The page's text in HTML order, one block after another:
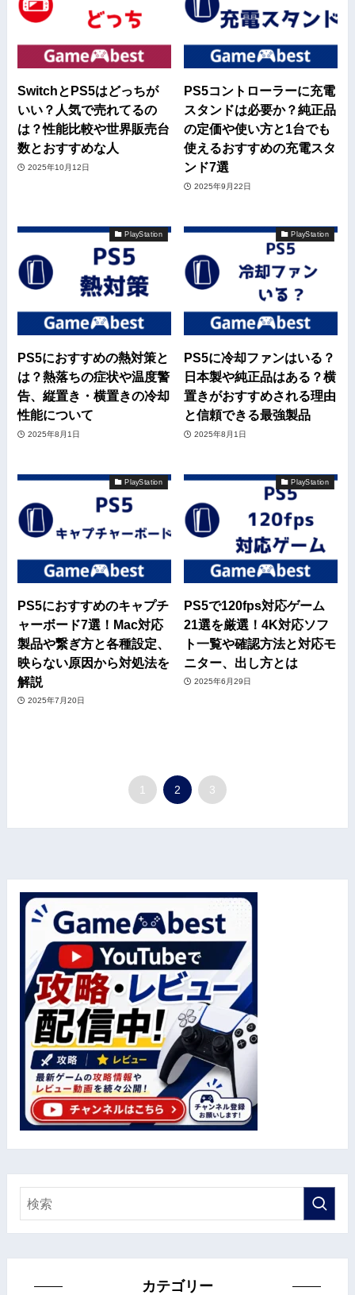
SwitchとPS5はどっちが
いい？人気で売れてるの
は？性能比較や世界販売台
数とおすすめな人
2025年10月12日
PS5コントローラーに充電
スタンドは必要か？純正品
の定価や使い方と1台でも
使えるおすすめの充電スタ
ンド7選
2025年9月22日
PlayStation
PS5におすすめの熱対策と
は？熱落ちの症状や温度警
告、縦置き・横置きの冷却
性能について
2025年8月1日
PlayStation
PS5に冷却ファンはいる？
日本製や純正品はある？横
置きがおすすめされる理由
と信頼できる最強製品
2025年8月1日
PlayStation
PS5におすすめのキャプチ
ャーボード7選！Mac対応
製品や繋ぎ方と各種設定、
映らない原因から対処法を
解説
2025年7月20日
PlayStation
PS5で120fps対応ゲーム
21選を厳選！4K対応ソフ
ト一覧や確認方法と対応モ
ニター、出し方とは
2025年6月29日
1 2 3
カテゴリー